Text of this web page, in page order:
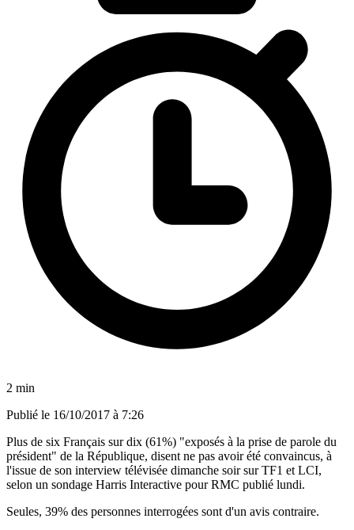
2 min
Publié le 16/10/2017 à 7:26
Plus de six Français sur dix (61%) "exposés à la prise de parole du
président" de la République, disent ne pas avoir été convaincus, à
l'issue de son interview télévisée dimanche soir sur TF1 et LCI,
selon un sondage Harris Interactive pour RMC publié lundi.
Seules, 39% des personnes interrogées sont d'un avis contraire.